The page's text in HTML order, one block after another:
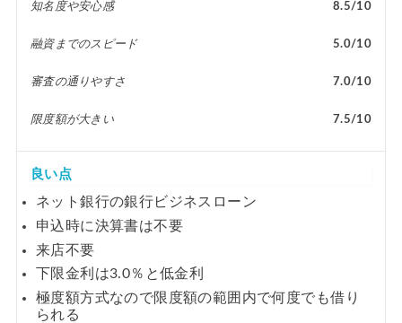
知名度や安心感 8.5/10
融資までのスピード 5.0/10
審査の通りやすさ 7.0/10
限度額が大きい 7.5/10
良い点
ネット銀行の銀行ビジネスローン
申込時に決算書は不要
来店不要
下限金利は3.0％と低金利
極度額方式なので限度額の範囲内で何度でも借り
られる